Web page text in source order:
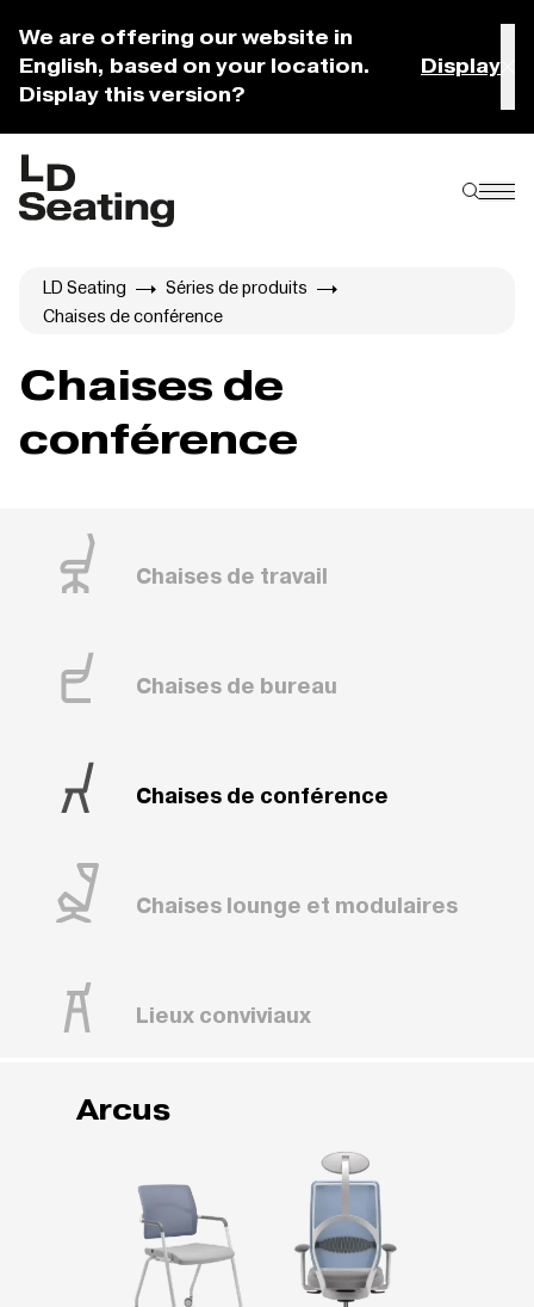
We are offering our website in
English, based on your location.
Display this version?
Display
LD Seating
Séries de produits
Chaises de conférence
Chaises de
conférence
Chaises de travail
Chaises de bureau
Chaises de conférence
Chaises lounge et modulaires
Lieux conviviaux
Arcus